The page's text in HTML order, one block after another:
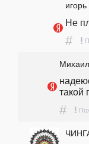
Не
# !
такой
# !